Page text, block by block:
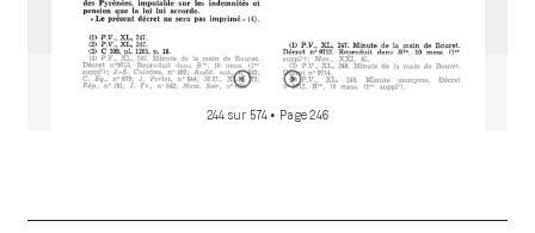
244 sur 574 • Page 246